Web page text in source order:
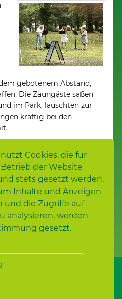
Cookies, die für
der Website
stets gesetzt werden.
Inhalte und Anzeigen
und die Zugriffe auf
analysieren, werden
gesetzt.
gebotenem Abstand,
Die Zaungäste saßen
im Park, lauschten zur
kräftig bei den